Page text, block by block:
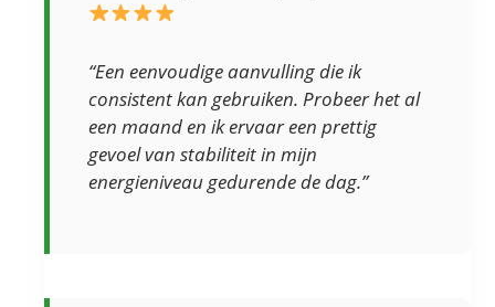
“Een eenvoudige aanvulling die ik
consistent kan gebruiken. Probeer het al
een maand en ik ervaar een prettig
gevoel van stabiliteit in mijn
energieniveau gedurende de dag.”